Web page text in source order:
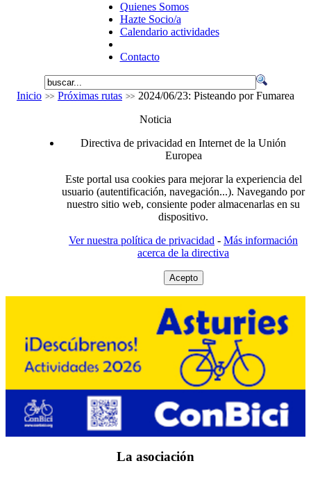
Quienes Somos
Hazte Socio/a
Calendario actividades
Contacto
Inicio Próximas rutas
2024/06/23: Pisteando por Fumarea
Noticia
Directiva de privacidad en Internet de la Unión
Europea
Este portal usa cookies para mejorar la experiencia del
usuario (autentificación, navegación...). Navegando por
nuestro sitio web, consiente poder almacenarlas en su
dispositivo.
Ver nuestra política de privacidad - Más información
acerca de la directiva
Acepto
La asociación